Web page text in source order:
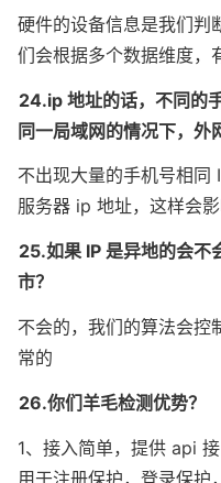
硬件的设备信息是我们判
们会根据多个数据维度，
24.ip 地址的话，不同的
同一局域网的情况下，外
不出现大量的手机号相
服务器 ip 地址，这样会
25.如果 IP 是异地的会不
市？
不会的，我们的算法会控
常的
26.你们羊毛检测优势？
1、接入简单，提供 api
用于注册保护，登录保护